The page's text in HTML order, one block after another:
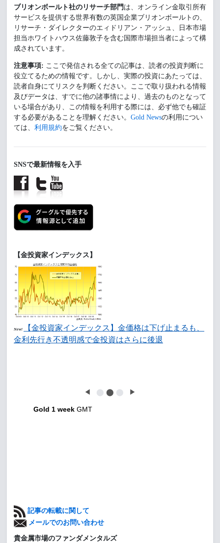
ブリオンボールト社のリサーチ部門 は、オンライン金取引所有
サービスを提供する世界有数の英国企業ブリオンボールトの、
リサーチ・ダイレクターのエィドリアン・アッシュ、日本市場
担当ホワイトハウス佐藤敦子を含む国際市場担当者によって構
成されています。
注意事項: ここで発信される全ての記事は、読者の投資判断に
役立てるための情報です。しかし、実際の投資にあたっては、
読者自身にてリスクを判断ください。ここで取り扱われる情報
及びデータは、すでに他の諸事情により、過去のものとなって
いる場合があり、この情報を利用する際には、必ず他でも確証
する必要があることを理解ください。 Gold Newsの利用につい
ては、 利用規約をご覧ください。
SNSで最新情報を入手
【金投資家インデックス】
New!
【金投資家インデックス】金価格は下げ止まるも、
金利先行き不透明感で金投資はさらに後退
◀ ⬤ ⬤ ⬤ ▶
Gold 1 week GMT
記事の転載に関して
メールでのお問い合わせ
貴金属市場のファンダメンタルズ